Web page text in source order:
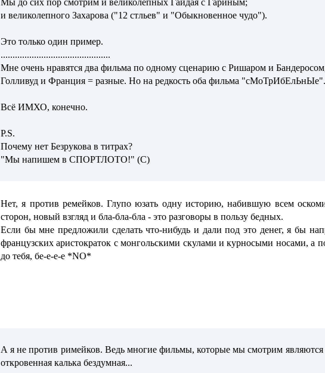
Мы до сих пор смотрим и великолепных Гайдая с Гариным;
и великолепного Захарова ("12 стльев" и "Обыкновенное чудо").
Это только один пример.
..............................................
Мне очень нравятся два фильма по одному сценарию с Ришаром и
Голливуд и Франция = разные. Но на редкость оба фильма
Всё ИМХО, конечно.
P.S.
Почему нет Безрукова в титрах?
"Мы напишем в СПОРТЛОТО!" (С)
Нет, я против ремейков. Глупо юзать одну историю, набившую всем
сторон, новый взгляд и бла-бла-бла - это разговоры в пользу бедных.
Если бы мне предложили сделать что-нибудь и дали под это денег, я бы
французских аристократок с монгольскими скулами и курносыми носами, а
до тебя, бе-е-е-е *NO*
А я не против римейков. Ведь многие фильмы, которые мы смотрим являются
откровенная калька бездумная...